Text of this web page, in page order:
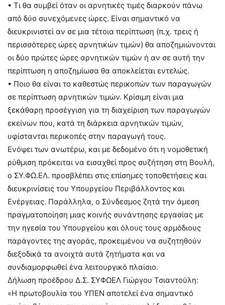
• Τι θα συμβεί όταν οι αρνητικές τιμές διαρκούν πάνω
από δύο συνεχόμενες ώρες. Είναι σημαντικό να
διευκρινιστεί αν σε μια τέτοια περίπτωση (π.χ. τρεις ή
περισσότερες ώρες αρνητικών τιμών) θα αποζημιώνονται
οι δύο πρώτες ώρες αρνητικών τιμών ή αν σε αυτή την
περίπτωση η αποζημίωσα θα αποκλείεται εντελώς.
• Ποιο θα είναι το καθεστώς περικοπών των παραγωγών
σε περίπτωση αρνητικών τιμών. Κρίσιμη είναι μια
ξεκάθαρη προσέγγιση για τη διαχείριση των παραγωγών
εκείνων που, κατά τη διάρκεια αρνητικών τιμών,
υφίστανται περικοπές στην παραγωγή τους.
Ενόψει των ανωτέρω, και με δεδομένο ότι η νομοθετική
ρύθμιση πρόκειται να εισαχθεί προς συζήτηση στη Βουλή,
ο ΣΥ.ΦΩ.ΕΛ. προσβλέπει στις επίσημες τοποθετήσεις και
διευκρινίσεις του Υπουργείου Περιβάλλοντος και
Ενέργειας. Παράλληλα, ο Σύνδεσμος ζητά την άμεση
πραγματοποίηση μιας κοινής συνάντησης εργασίας με
την ηγεσία του Υπουργείου και όλους τους αρμόδιους
παράγοντες της αγοράς, προκειμένου να συζητηθούν
διεξοδικά τα ανοιχτά αυτά ζητήματα και να
συνδιαμορφωθεί ένα λειτουργικό πλαίσιο.
Δήλωση προέδρου Δ.Σ. ΣΥΦΩΕΛ Γιώργου Τσιαντούλη:
«Η πρωτοβουλία του ΥΠΕΝ αποτελεί ένα σημαντικό